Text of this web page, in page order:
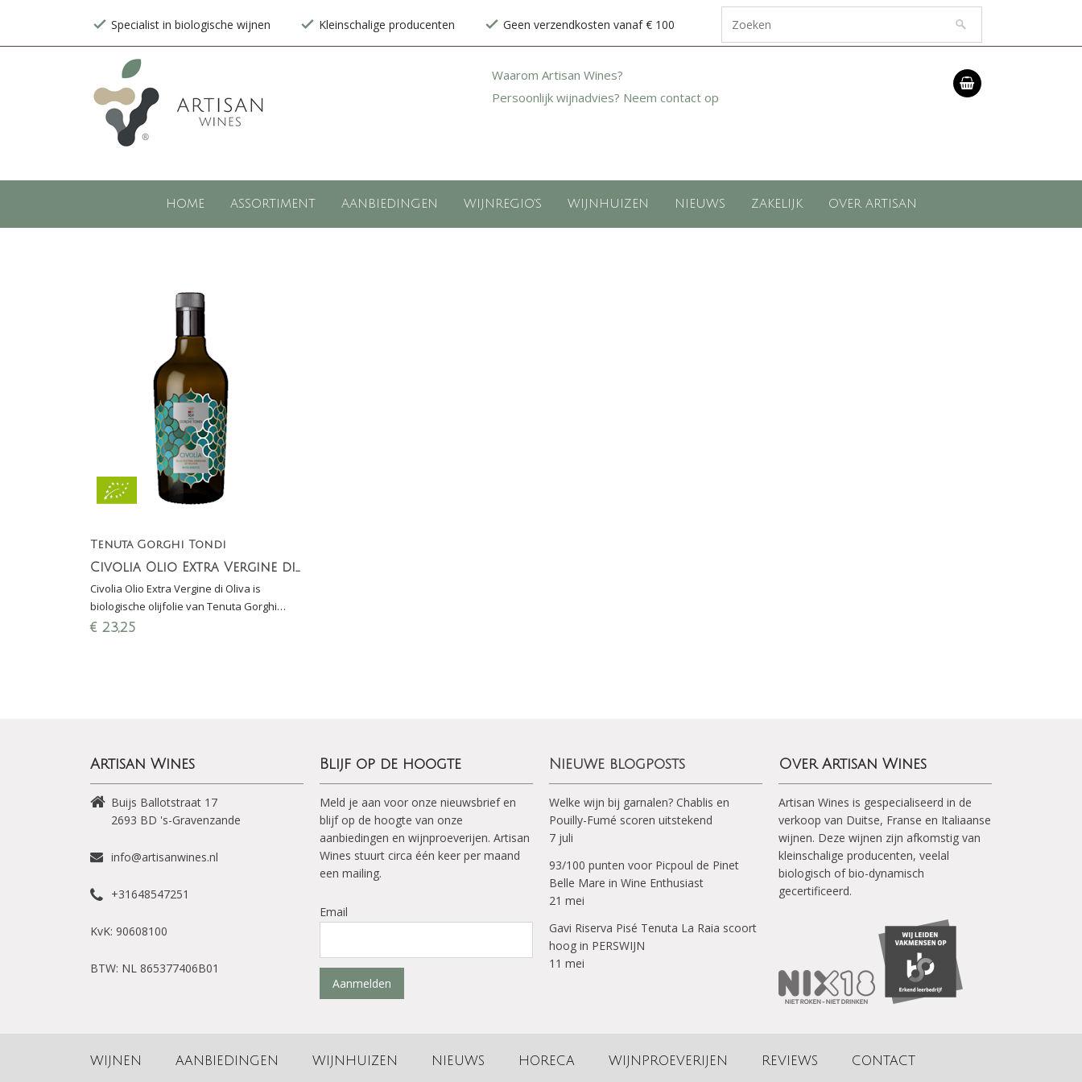
Specialist in biologische wijnen Kleinschalige producenten Geen verzendkosten vanaf € 100
Waarom Artisan Wines?
Persoonlijk wijnadvies? Neem contact op
HOME ASSORTIMENT AANBIEDINGEN WIJNREGIO'S WIJNHUIZEN NIEUWS ZAKELIJK OVER ARTISAN
Tenuta Gorghi Tondi
Civolia Olio Extra Vergine di Oliva (biologische olijfolie)
Civolia Olio Extra Vergine di Oliva is
biologische olijfolie van Tenuta Gorghi
Tondi en gemaakt van de Biancolilla, een
€ 23,25
Artisan Wines
Buijs Ballotstraat 17
2693 BD 's-Gravenzande
info@artisanwines.nl
+31648547251
KvK: 90608100
BTW: NL 865377406B01
Blijf op de hoogte
Meld je aan voor onze nieuwsbrief en
blijf op de hoogte van onze
aanbiedingen en wijnproeverijen. Artisan
Wines stuurt circa één keer per maand
een mailing.
Email
Aanmelden
Nieuwe blogposts
Welke wijn bij garnalen? Chablis en
Pouilly-Fumé scoren uitstekend
7 juli
93/100 punten voor Picpoul de Pinet
Belle Mare in Wine Enthusiast
21 mei
Gavi Riserva Pisé Tenuta La Raia scoort
hoog in PERSWIJN
11 mei
Over Artisan Wines
Artisan Wines is gespecialiseerd in de
verkoop van Duitse, Franse en Italiaanse
wijnen. Deze wijnen zijn afkomstig van
kleinschalige producenten, veelal
biologisch of bio-dynamisch
gecertificeerd.
WIJNEN AANBIEDINGEN WIJNHUIZEN NIEUWS HORECA WIJNPROEVERIJEN REVIEWS CONTACT